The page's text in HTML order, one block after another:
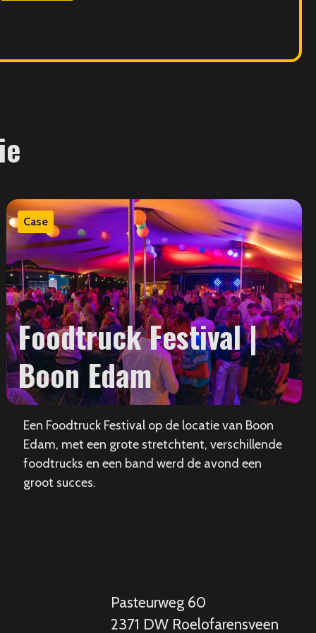
Case
Foodtruck Festival |
Boon Edam
Een Foodtruck Festival op de locatie van Boon
Edam, met een grote stretchtent, verschillende
foodtrucks en een band werd de avond een
groot succes.
Pasteurweg 60
2371 DW Roelofarensveen